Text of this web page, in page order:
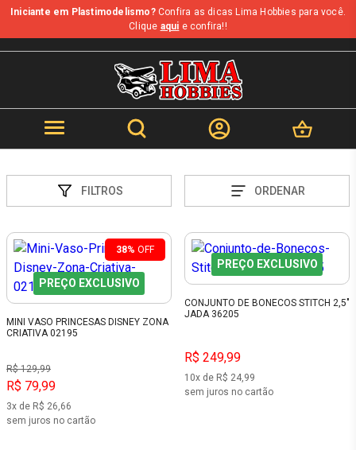
Iniciante em Plastimodelismo?Confira as dicas Lima Hobbies para você.
Clique aqui e confira!!
FILTROS ORDENAR
38% OFF
PREÇO EXCLUSIVO
MINI VASO PRINCESAS DISNEY ZONA
CRIATIVA 02195
R$ 129,99
R$ 79,99
3x de R$ 26,66
sem juros no cartão
PREÇO EXCLUSIVO
CONJUNTO DE BONECOS STITCH 2,5"
JADA 36205
R$ 249,99
10x de R$ 24,99
sem juros no cartão